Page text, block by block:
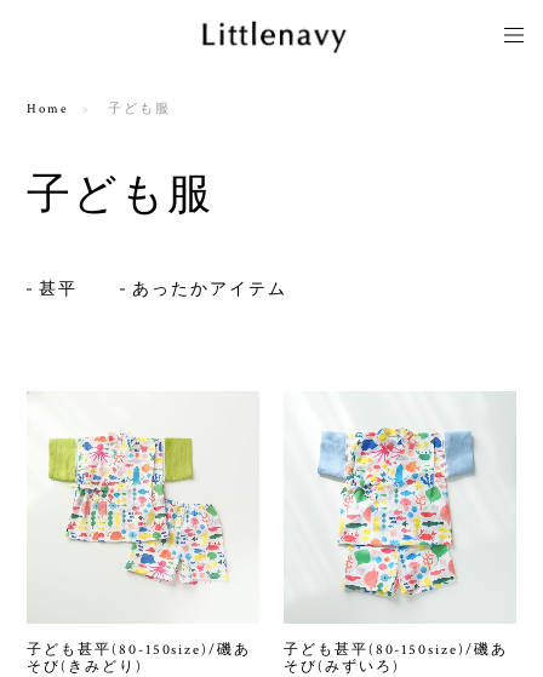
Home 子ども服
子ども服
甚平 あったかアイテム
子ども甚平(80-150size)/磯あ
そび(きみどり)
子ども甚平(80-150size)/磯あ
そび(みずいろ)